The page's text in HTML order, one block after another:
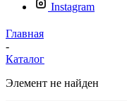
Instagram
Главная
-
Каталог
Элемент не найден